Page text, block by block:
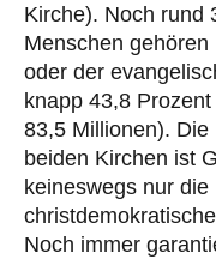
Kirche). Noch rund
Menschen
oder der
knapp 43,8
83,5 Millionen).
beiden Kirchen ist
keineswegs nur
Noch immer